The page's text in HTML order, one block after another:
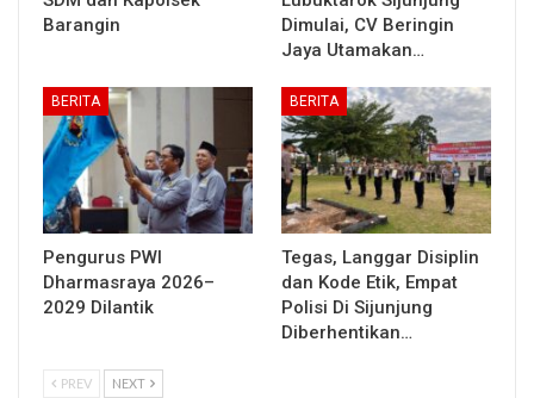
Barangin
Dimulai, CV Beringin
Jaya Utamakan…
BERITA
Pengurus PWI
Dharmasraya 2026–
2029 Dilantik
BERITA
Tegas, Langgar Disiplin
dan Kode Etik, Empat
Polisi Di Sijunjung
Diberhentikan…
PREV NEXT